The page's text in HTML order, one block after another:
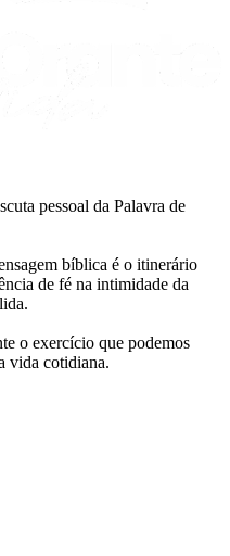
pessoal da Palavra de
bíblica é o itinerário
de fé na intimidade da
o exercício que podemos
vida cotidiana.